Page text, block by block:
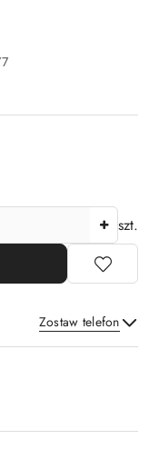
szt.
Zostaw telefon